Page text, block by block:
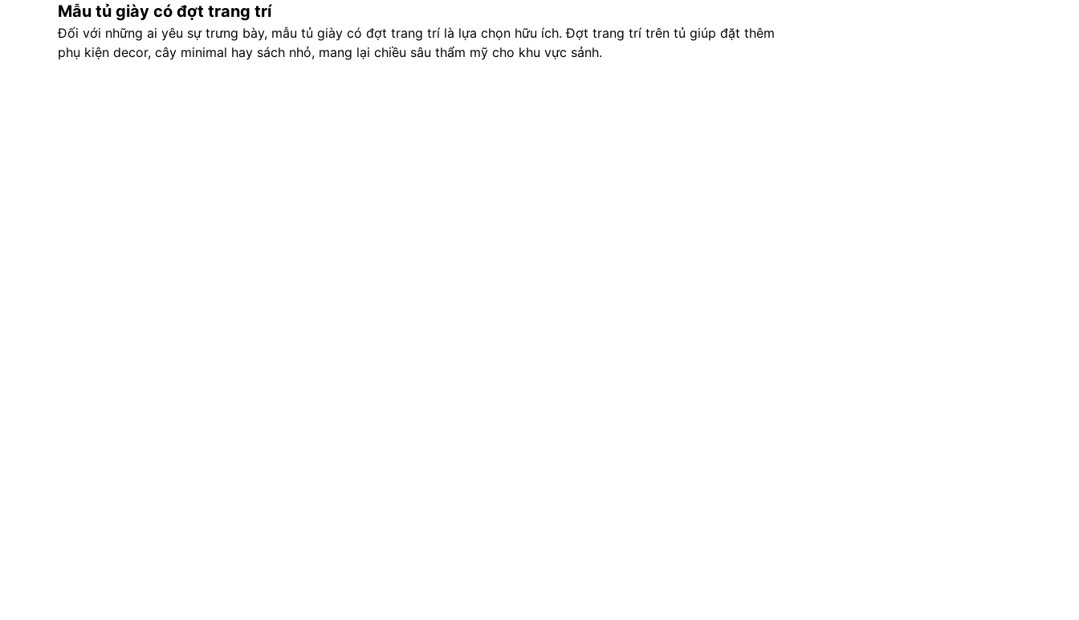
Mẫu tủ giày có đợt trang trí
Đối với những ai yêu sự trưng bày, mẫu tủ giày có đợt trang trí là lựa chọn hữu ích. Đợt trang trí trên tủ giúp đặt thêm
phụ kiện decor, cây minimal hay sách nhỏ, mang lại chiều sâu thẩm mỹ cho khu vực sảnh.